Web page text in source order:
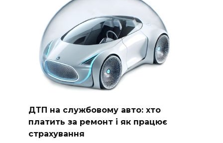
ДТП на службовому авто: хто
платить за ремонт і як працює
страхування